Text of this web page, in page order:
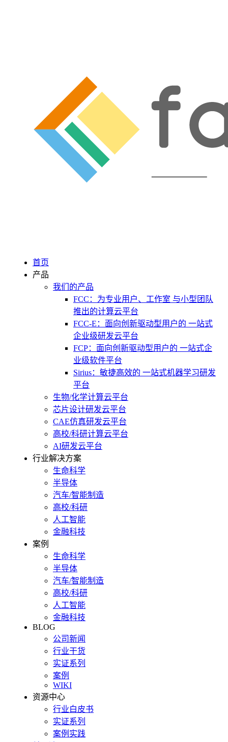
首页
产品
我们的产品
FCC：为专业用户、工作室 与小型团队
推出的计算云平台
FCC-E：面向创新驱动型用户的 一站式
企业级研发云平台
FCP：面向创新驱动型用户的 一站式企
业级软件平台
Sirius：敏捷高效的 一站式机器学习研发
平台
生物/化学计算云平台
芯片设计研发云平台
CAE仿真研发云平台
高校/科研计算云平台
AI研发云平台
行业解决方案
生命科学
半导体
汽车/智能制造
高校/科研
人工智能
金融科技
案例
生命科学
半导体
汽车/智能制造
高校/科研
人工智能
金融科技
BLOG
公司新闻
行业干货
实证系列
案例
WIKI
资源中心
行业白皮书
实证系列
案例实践